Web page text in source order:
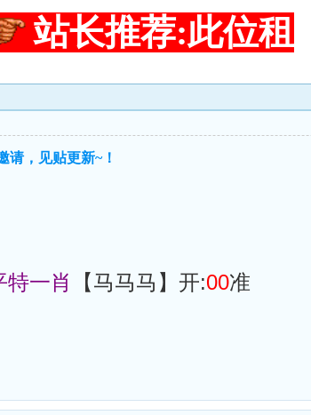
站长推荐:此位租
请，见贴更新~！
特一肖 【马马马】开:00准